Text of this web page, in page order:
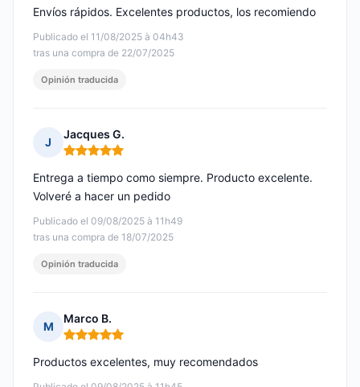
Publicado el 11/08/2025 à 04h43
tras una compra de 22/07/2025
Envíos rápidos. Excelentes productos, los recomiendo
Opinión traducida
J
Jacques G.
Nota: 5 de 5
Publicado el 09/08/2025 à 11h49
tras una compra de 18/07/2025
Entrega a tiempo como siempre. Producto excelente.
Volveré a hacer un pedido
Opinión traducida
M
Marco B.
Nota: 5 de 5
Productos excelentes, muy recomendados